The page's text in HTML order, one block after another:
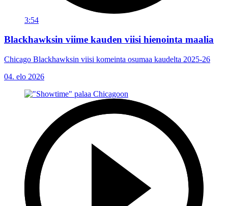
3:54
Blackhawksin viime kauden viisi hienointa maalia
Chicago Blackhawksin viisi komeinta osumaa kaudelta 2025-26
04. elo 2026